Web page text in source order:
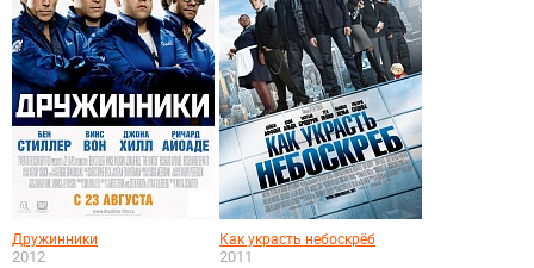
Дружинники
2012
Как украсть небоскрёб
2011